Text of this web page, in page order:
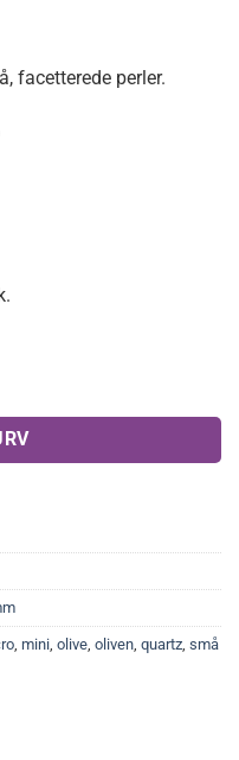
facetterede perler.
antal
mini olive oliven quartz små